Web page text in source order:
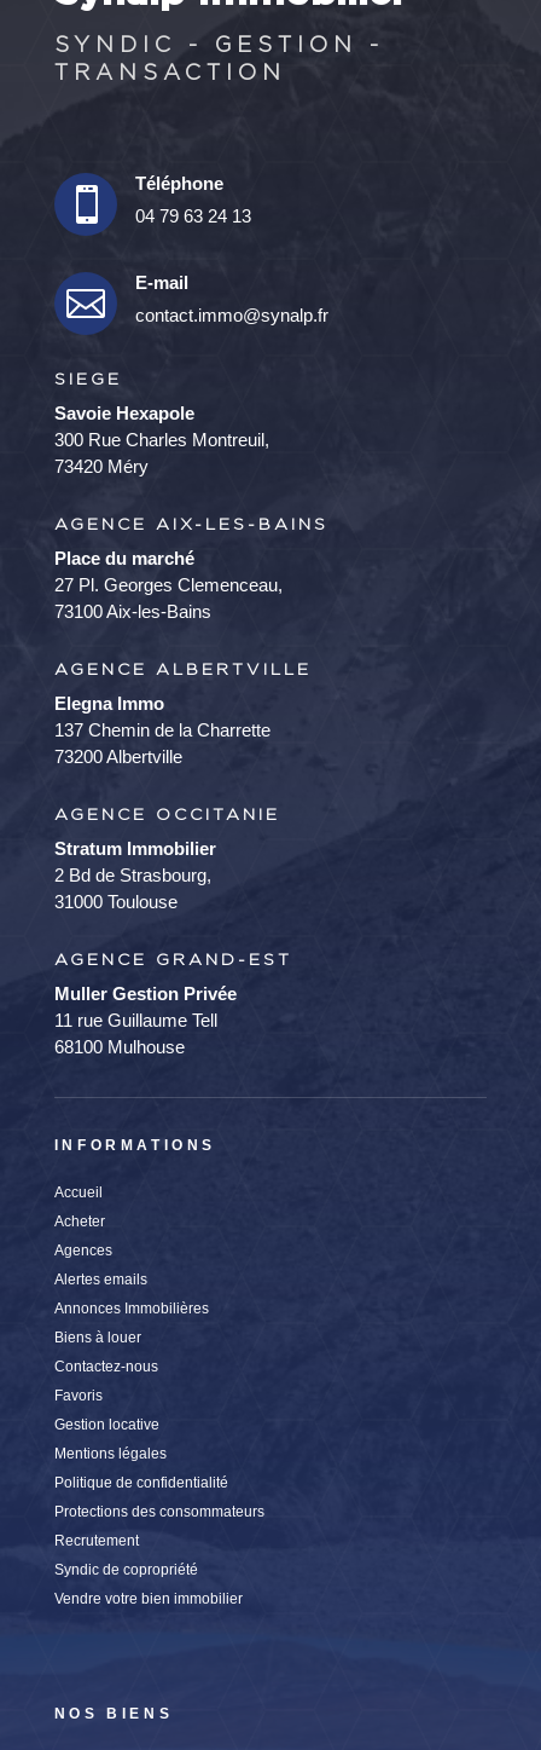
SYNDIC - GESTION -
TRANSACTION

Téléphone
04 79 63 24 13

E-mail
contact.immo@synalp.fr
SIEGE
Savoie Hexapole
300 Rue Charles Montreuil,
73420 Méry
AGENCE AIX-LES-BAINS
Place du marché
27 Pl. Georges Clemenceau,
73100 Aix-les-Bains
AGENCE ALBERTVILLE
Elegna Immo
137 Chemin de la Charrette
73200 Albertville
AGENCE OCCITANIE
Stratum Immobilier
2 Bd de Strasbourg,
31000 Toulouse
AGENCE GRAND-EST
Muller Gestion Privée
11 rue Guillaume Tell
68100 Mulhouse
INFORMATIONS
Accueil
Acheter
Agences
Alertes emails
Annonces Immobilières
Biens à louer
Contactez-nous
Favoris
Gestion locative
Mentions légales
Politique de confidentialité
Protections des consommateurs
Recrutement
Syndic de copropriété
Vendre votre bien immobilier
NOS BIENS